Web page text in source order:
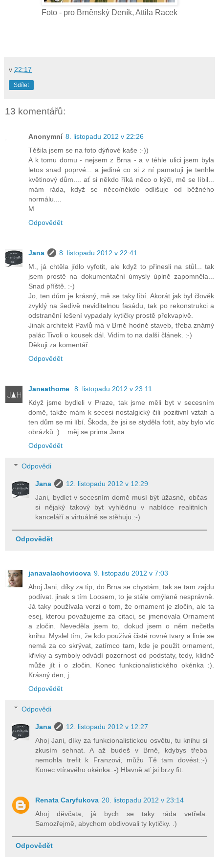
Foto - pro Brněnský Deník, Attila Racek
v 22:17
Sdílet
13 komentářů:
Anonymní 8. listopadu 2012 v 22:26
Těšila jsem se na foto dýňové kaše :-))
A k tomu domu - nejsem z Brna - a v téhle ulici jsem byla
letos snad poprvé... a jediné co si z ní pamatuji je tenhle
květinový dům.... ať si někdo říká něco o kýči, mě se líbil...
mám ráda, když se něco/někdo odlišuje od běžného
normálu....
M.
Odpovědět
Jana
8. listopadu 2012 v 22:41
M., já chtěla jídlo vyfotit, ale když to přinesli na stůl... tak
jsem prostě na dokumentační úmysly úplně zapomněla...
Snad příště. :-)
Jo, ten dům je krásný, mě se taky líbí. Akorát jak byl člověk
zvyklý na šedivě neviditelnou fasádu, tak po rekonstrukci a
odstranění lešení vypadaly kytičky prostě překvapivě.
Jinak architekt Pavlů má v Brně hodně staveb, třeba známý
palác Tivoli o kousek dál. Vidím to na další článek. :-)
Děkuji za komentář.
Odpovědět
Janeathome
8. listopadu 2012 v 23:11
Když jsme bydleli v Praze, tak jsme měli byt v secesním
domě, takže mám k secesi nostalgický čili pozitivní vztah a
ten dům se mi líbí. Škoda, že jsi se styděla fotit, aby bylo víc
obrázků :)....měj se prima Jana
Odpovědět
Odpovědi
Jana
12. listopadu 2012 v 12:29
Jani, bydlet v secesním domě musí být úžasné, občas
si nějaký takový byt vyhlédnu v nabídce realitních
kanceláří a virtuálně se stěhuju.:-)
Odpovědět
janavalachovicova 9. listopadu 2012 v 7:03
Ahoj Jani, díky za tip, do Brna se chystám, tak se tam zajdu
podívat. jinak s tím Loosem, to je stále omýlané nesprávně.
Já taky používala verzi o tom, že ornament je zločin, ale ta
esej, kterou považujeme za citaci, se jmenovala Ornament
a zločin. Neveděla jsem to, dokud jsem o něm nečetla
knihu. Myslel tím, že kdo používá čisté rovné tvary a linie se
nemá za co skrývat, zatímco tam, kde je použit ornament,
křivky a symboly odvádí pozornost od podstaty, tedy, klidně
může jít i o zločin. Konec funkcionalistického okénka :).
Krásný den, j.
Odpovědět
Odpovědi
Jana
12. listopadu 2012 v 12:27
Ahoj Jani, díky za funkcionalistickou osvětu, tu knihu si
zkusím sehnat. A až budeš v Brně, kdybys třeba
nemohla trefit k Franzovi, můžu Tě tam dovést.:-)
Konec vtíravého okénka.:-) Hlavně ať jsi brzy fit.
Renata Caryfukova 20. listopadu 2012 v 23:14
Ahoj děvčata, já bych se taky ráda vetřela.
Samozřejmě, abychom obdivovali ty kytičky. .)
Odpovědět